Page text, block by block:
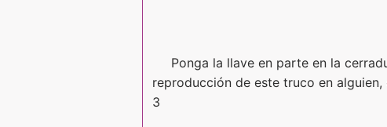
Ponga la llave en parte en la
reproducción de este truco en
3